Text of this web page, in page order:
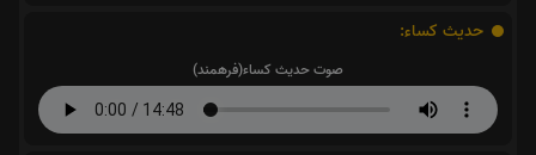
حدیث کساء:
صوت حدیث کساء(فرهمند)